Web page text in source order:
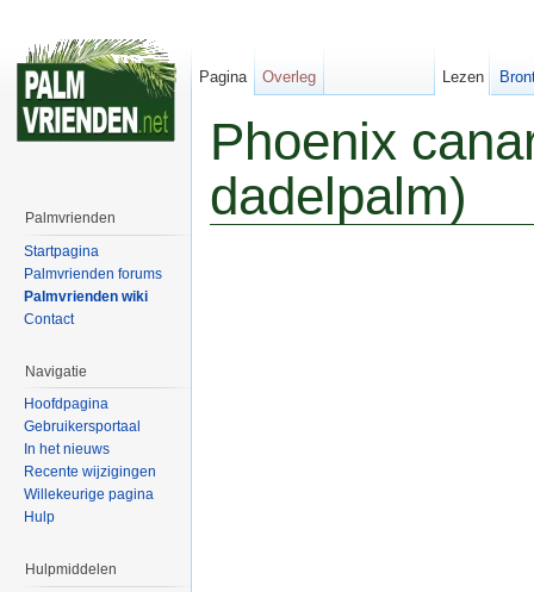
Phoenix
dadelpalm)
Pagina Overleg Lezen
Palmvrienden
Startpagina
Palmvrienden forums
Palmvrienden wiki
Contact
Navigatie
Hoofdpagina
Gebruikersportaal
In het nieuws
Recente wijzigingen
Willekeurige pagina
Hulp
Hulpmiddelen